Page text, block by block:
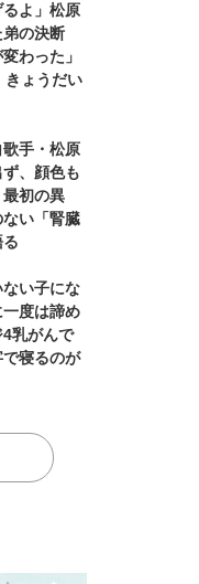
るよ」松原
の決断
わった」
きょうだい
手・松原
、顔色も
初の異
い「腎臓
ない子にな
度は諦め
乳がんで
寝るのが